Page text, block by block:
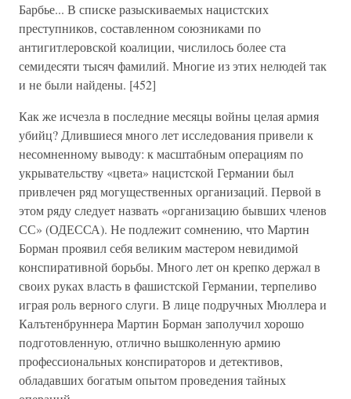
Барбье... В списке разыскиваемых нацистских
преступников, составленном союзниками по
антигитлеровской коалиции, числилось более ста
семидесяти тысяч фамилий. Многие из этих нелюдей так
и не были найдены. [452]
Как же исчезла в последние месяцы войны целая армия
убийц? Длившиеся много лет исследования привели к
несомненному выводу: к масштабным операциям по
укрывательству «цвета» нацистской Германии был
привлечен ряд могущественных организаций. Первой в
этом ряду следует назвать «организацию бывших членов
СС» (ОДЕССА). Не подлежит сомнению, что Мартин
Борман проявил себя великим мастером невидимой
конспиративной борьбы. Много лет он крепко держал в
своих руках власть в фашистской Германии, терпеливо
играя роль верного слуги. В лице подручных Мюллера и
Калътенбруннера Мартин Борман заполучил хорошо
подготовленную, отлично вышколенную армию
профессиональных конспираторов и детективов,
обладавших богатым опытом проведения тайных